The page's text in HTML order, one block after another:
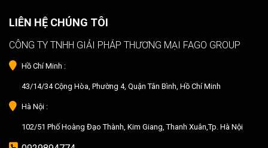
LIÊN HỆ CHÚNG TÔI
CÔNG TY TNHH GIẢI PHÁP THƯƠNG MẠI FAGO GROUP
Hồ Chí Minh :
43/14/34 Cộng Hòa, Phường 4, Quận Tân Bình, Hồ Chí Minh
Hà Nội :
102/51 Phố Hoàng Đạo Thành, Kim Giang, Thanh Xuân,Tp. Hà Nội